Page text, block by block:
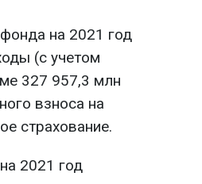
на 2021 год
(с учетом
327 957,3 млн
взноса на
страхование.
2021 год